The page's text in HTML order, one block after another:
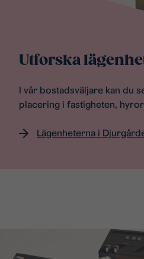
Utforska
I vår bostadsväljare kan du
placering i fastigheten,
Lägenheterna i